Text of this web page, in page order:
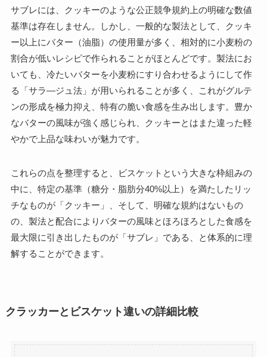
サブレには、クッキーのような公正競争規約上の明確な数値
基準は存在しません。しかし、一般的な製法として、クッキ
ー以上にバター（油脂）の使用量が多く、相対的に小麦粉の
割合が低いレシピで作られることがほとんどです。製法にお
いても、冷たいバターを小麦粉にすり合わせるようにして作
る「サラ―ジュ法」が用いられることが多く、これがグルテ
ンの形成を極力抑え、特有の脆い食感を生み出します。豊か
なバターの風味が強く感じられ、クッキーとはまた違った軽
やかで上品な味わいが魅力です。
これらの点を整理すると、ビスケットという大きな枠組みの
中に、特定の基準（糖分・脂肪分40%以上）を満たしたリッ
チなものが「クッキー」、そして、明確な規約はないもの
の、製法と配合によりバターの風味とほろほろとした食感を
最大限に引き出したものが「サブレ」である、と体系的に理
解することができます。
クラッカーとビスケット違いの詳細比較